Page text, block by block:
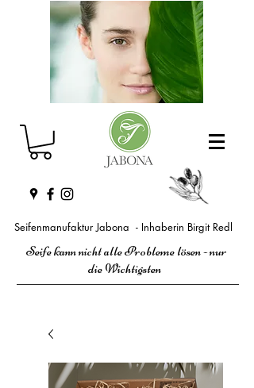
Seifenmanufaktur Jabona - Inhaberin Birgit Redl
Seife kann nicht alle Probleme lösen - nur
die Wichtigsten